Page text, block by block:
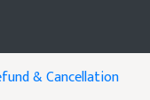
& Cancellation